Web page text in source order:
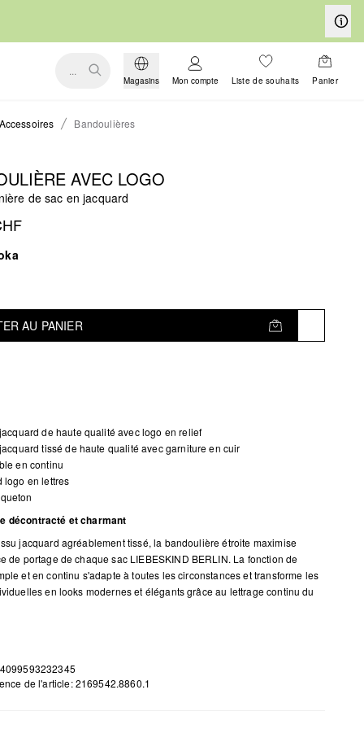
...
Magasins Mon compte Liste de souhaits Panier
Accessoires Bandoulières
AVEC LOGO
de sac en jacquard
AU PANIER
de haute qualité avec logo en relief
tissé de haute qualité avec garniture en cuir
en continu
logo en lettres
décontracté et charmant
jacquard agréablement tissé, la bandoulière étroite maximise
de portage de chaque sac LIEBESKIND BERLIN. La fonction de
et en continu s'adapte à toutes les circonstances et transforme les
en looks modernes et élégants grâce au lettrage continu du
de l'article: 2169542.8860.1